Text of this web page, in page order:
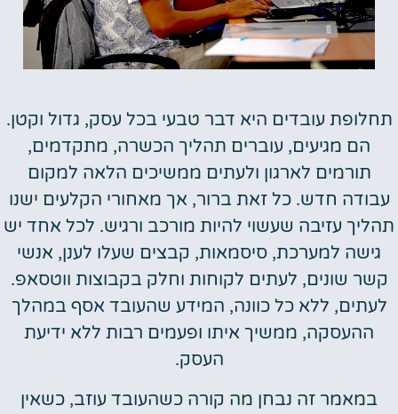
תחלופת עובדים היא דבר טבעי בכל עסק, גדול וקטן.
הם מגיעים, עוברים תהליך הכשרה, מתקדמים,
תורמים לארגון ולעתים ממשיכים הלאה למקום
עבודה חדש. כל זאת ברור, אך מאחורי הקלעים ישנו
תהליך עזיבה שעשוי להיות מורכב ורגיש. לכל אחד יש
גישה למערכת, סיסמאות, קבצים שעלו לענן, אנשי
קשר שונים, לעתים לקוחות וחלק בקבוצות ווטסאפ.
לעתים, ללא כל כוונה, המידע שהעובד אסף במהלך
ההעסקה, ממשיך איתו ופעמים רבות ללא ידיעת
העסק.
במאמר זה נבחן מה קורה כשהעובד עוזב, כשאין